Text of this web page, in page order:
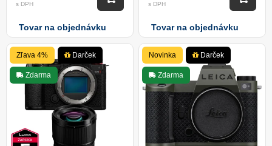
s DPH
Tovar na objednávku
s DPH
Tovar na objednávku
Zľava 4% Darček
Zdarma
Novinka Darček
Zdarma